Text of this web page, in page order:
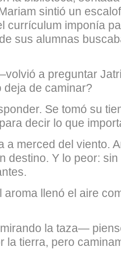
sintió un
currículum imponía
sus alumnas
a preguntar
deja de caminar?
Se tomó su
decir lo que
merced del viento.
destino. Y lo peor:
aroma llenó el aire
la taza—
la tierra, pero